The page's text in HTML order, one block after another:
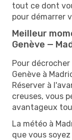
tout ce dont
pour démarrer
Meilleur
Genève —
Pour
Genève à
Réserver à
creuses, vous
avantageux
La météo à
que vous